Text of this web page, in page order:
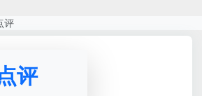
评
评